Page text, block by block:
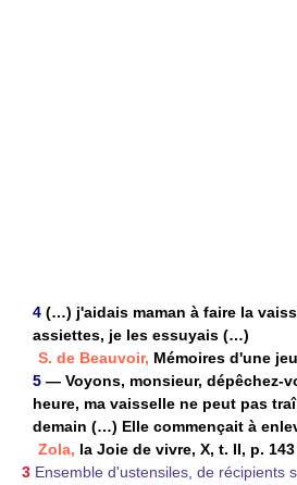
4 (…) j'aidais maman à faire la
assiettes, je les essuyais (…)
S. de Beauvoir, Mémoires d'une
5 — Voyons, monsieur, dépêchez-
heure, ma vaisselle ne peut pas
demain (…) Elle commençait à
Zola, la Joie de vivre, X, t. II, p. 143
3 Ensemble d'ustensiles, de récipients